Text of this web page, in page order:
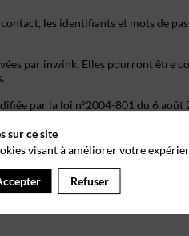
les identifiants et mots de
par inwink. Elles pourront être
par la loi n°2004-801 du 6
les données le concernant
sur ce site
visant à améliorer votre
Refuser